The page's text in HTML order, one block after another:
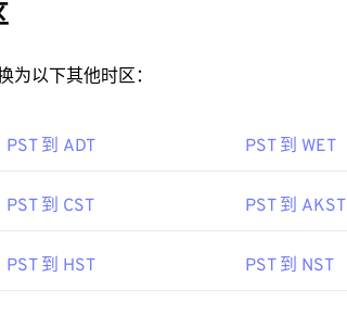
为以下其他时区：
PST 到 ADT PST 到 WET
PST 到 CST PST 到 AKST
PST 到 HST PST 到 NST